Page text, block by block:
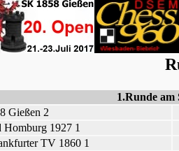
1.Runde am
Gießen 2
Homburg 1927 1
TV 1860 1